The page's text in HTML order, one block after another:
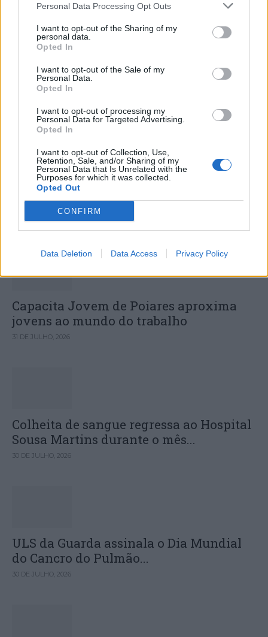
Personal Data Processing Opt Outs
I want to opt-out of the Sharing of my
personal data.
Opted In
I want to opt-out of the Sale of my
Personal Data.
Opted In
I want to opt-out of processing my
Personal Data for Targeted Advertising.
Opted In
I want to opt-out of Collection, Use,
Retention, Sale, and/or Sharing of my
Personal Data that Is Unrelated with the
Purposes for which it was collected.
Opted Out
CONFIRM
Data Deletion Data Access Privacy Policy
Misericórdia de Lamego “abre”
gelataria por um dia no jardim de
infância
Deputados do PSD saúdam Banda
Sinfónica da ARMAB pelo 1º lugar...
Capacita Jovem de Poiares aproxima
jovens ao mundo do trabalho
31 DE JULHO, 2026
Colheita de sangue regressa ao Hospital
Sousa Martins durante o mês...
30 DE JULHO, 2026
ULS da Guarda assinala o Dia Mundial
do Cancro do Pulmão...
30 DE JULHO, 2026